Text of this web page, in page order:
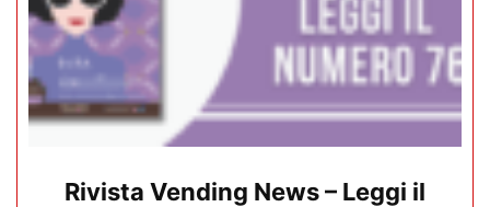
Rivista Vending News – Leggi il